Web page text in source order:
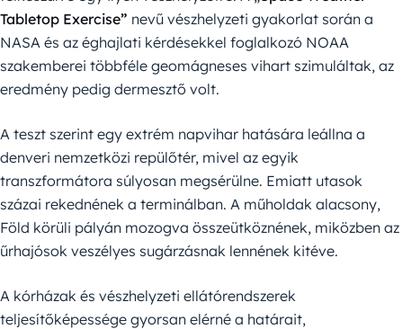
Tabletop Exercise” nevű vészhelyzeti gyakorlat során a
NASA és az éghajlati kérdésekkel foglalkozó NOAA
szakemberei többféle geomágneses vihart szimuláltak, az
eredmény pedig dermesztő volt.
A teszt szerint egy extrém napvihar hatására leállna a
denveri nemzetközi repülőtér, mivel az egyik
transzformátora súlyosan megsérülne. Emiatt utasok
százai rekednének a terminálban. A műholdak alacsony,
Föld körüli pályán mozogva összeütköznének, miközben az
űrhajósok veszélyes sugárzásnak lennének kitéve.
A kórházak és vészhelyzeti ellátórendszerek
teljesítőképessége gyorsan elérné a határait,